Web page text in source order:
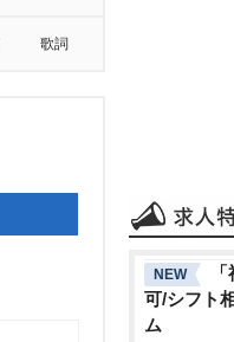
歌詞
NEW
可/シフト
ム